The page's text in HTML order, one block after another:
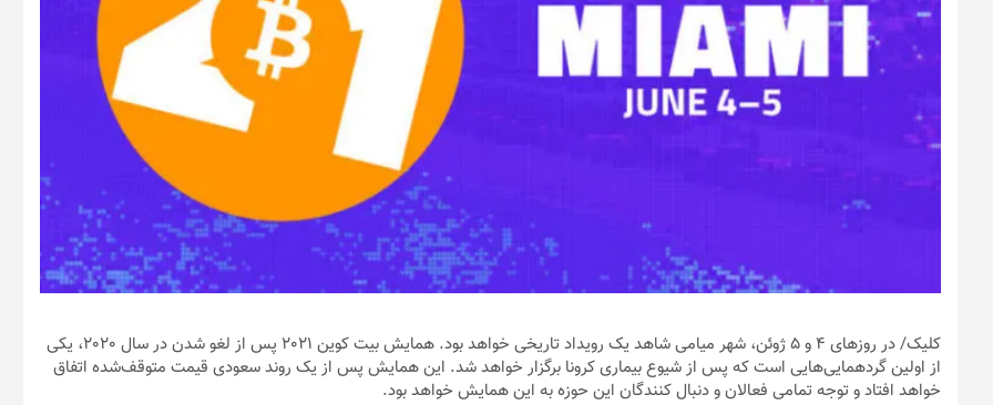
کلیک
/ در روزهای 4 و 5 ژوئن، شهر میامی شاهد یک رویداد تاریخی خواهد بود. همایش بیت کوین 2021 پس از لغو شدن در سال 2020، یکی
از اولین گردهمایی‌هایی‌ است که پس از شیوع بیماری کرونا برگزار خواهد شد. این همایش پس از یک روند سعودی قیمت متوقف‌شده اتفاق
خواهد افتاد و توجه تمامی فعالان و دنبال کنندگان این حوزه به این همایش خواهد بود.